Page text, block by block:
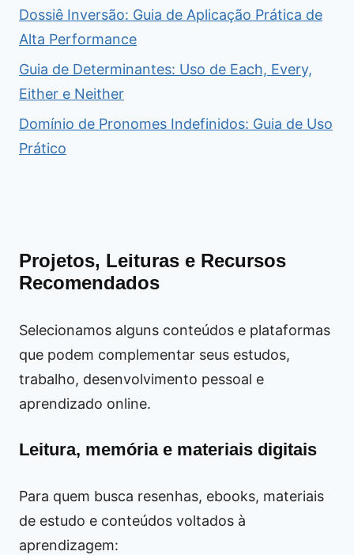
Dossiê Inversão: Guia de Aplicação Prática de
Alta Performance
Guia de Determinantes: Uso de Each, Every,
Either e Neither
Domínio de Pronomes Indefinidos: Guia de Uso
Prático
Projetos, Leituras e Recursos
Recomendados
Selecionamos alguns conteúdos e plataformas
que podem complementar seus estudos,
trabalho, desenvolvimento pessoal e
aprendizado online.
Leitura, memória e materiais digitais
Para quem busca resenhas, ebooks, materiais
de estudo e conteúdos voltados à
aprendizagem: